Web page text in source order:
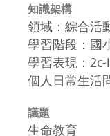
知識架構
領域：綜合活
學習階段：國
學習表現：
個人日常生活
議題
生命教育